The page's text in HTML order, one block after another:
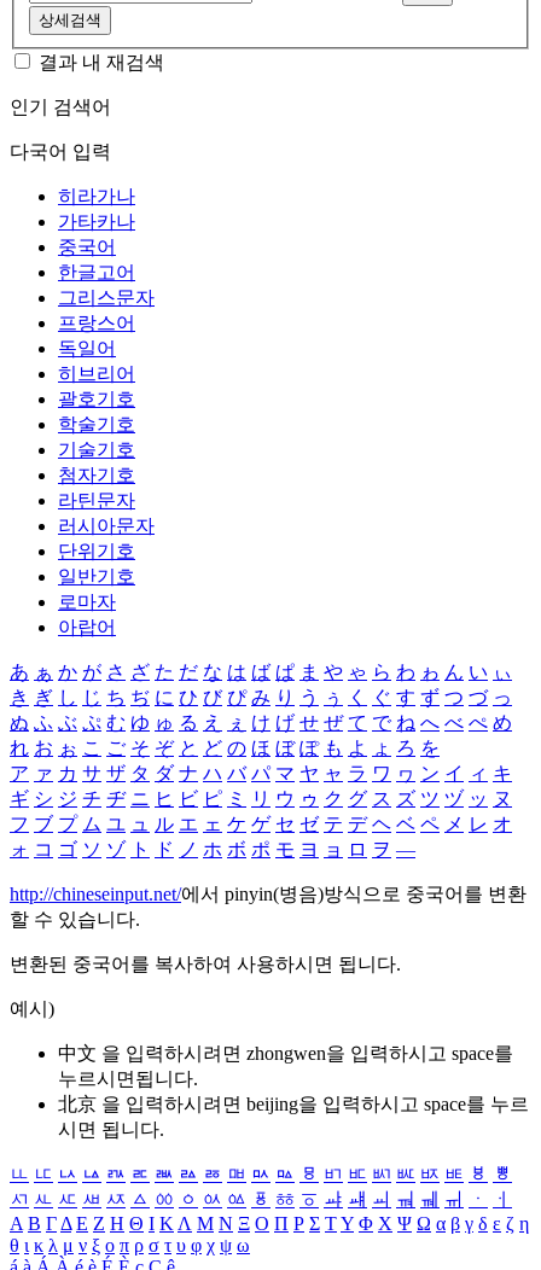
상세검색
결과 내 재검색
인기 검색어
다국어 입력
히라가나
가타카나
중국어
한글고어
그리스문자
프랑스어
독일어
히브리어
괄호기호
학술기호
기술기호
첨자기호
라틴문자
러시아문자
단위기호
일반기호
로마자
아랍어
あ ぁ か が さ ざ た だ な は ば ぱ ま や ゃ ら わ ゎ ん い ぃ
き ぎ し じ ち ぢ に ひ び ぴ み り う ぅ く ぐ す ず つ づ っ
ぬ ふ ぶ ぷ む ゆ ゅ る え ぇ け げ せ ぜ て で ね へ べ ぺ め
れ お ぉ こ ご そ ぞ と ど の ほ ぼ ぽ も よ ょ ろ を
ア ァ カ サ ザ タ ダ ナ ハ バ パ マ ヤ ャ ラ ワ ヮ ン イ ィ キ
ギ シ ジ チ ヂ ニ ヒ ビ ピ ミ リ ウ ゥ ク グ ス ズ ツ ヅ ッ ヌ
フ ブ プ ム ユ ュ ル エ ェ ケ ゲ セ ゼ テ デ ヘ ベ ペ メ レ オ
ォ コ ゴ ソ ゾ ト ド ノ ホ ボ ポ モ ヨ ョ ロ ヲ ―
http://chineseinput.net/에서 pinyin(병음)방식으로 중국어를 변환
할 수 있습니다.
변환된 중국어를 복사하여 사용하시면 됩니다.
예시)
中文 을 입력하시려면 zhongwen을 입력하시고 space를
누르시면됩니다.
北京 을 입력하시려면 beijing을 입력하시고 space를 누르
시면 됩니다.
ㅥ ㅦ ㅧ ㅨ ㅩ ㅪ ㅫ ㅬ ㅭ ㅮ ㅯ ㅰ ㅱ ㅲ ㅳ ㅴ ㅵ ㅶ ㅷ ㅸ
ㅹ
ㅺ ㅻ ㅼ ㅽ ㅾ ㅿ ㆀ ㆁ ㆂ ㆃ ㆄ ㆅ ㆆ ㆇ ㆈ ㆉ ㆊ ㆋ ㆌ ㆍ
ㆎ
Α Β ΓΔ Ε Ζ Η Θ Ι ΚΛ Μ Ν Ξ Ο Π Ρ Σ ΤΥ Φ Χ Ψ Ω α β γ δ ε ζ η
θ ι κ λ μ ν ξ ο π ρ σ τ υ φ χ ψ ω